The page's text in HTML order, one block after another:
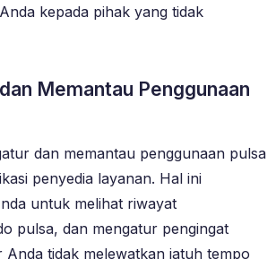
kepada pihak yang tidak
Memantau Penggunaan
dan memantau penggunaan pulsa
penyedia layanan. Hal ini
untuk melihat riwayat
pulsa, dan mengatur pengingat
Anda tidak melewatkan jatuh tempo